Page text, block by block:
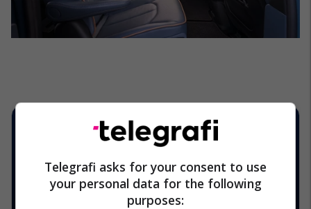
Telegrafi asks for your consent to use
your personal data for the following
purposes: